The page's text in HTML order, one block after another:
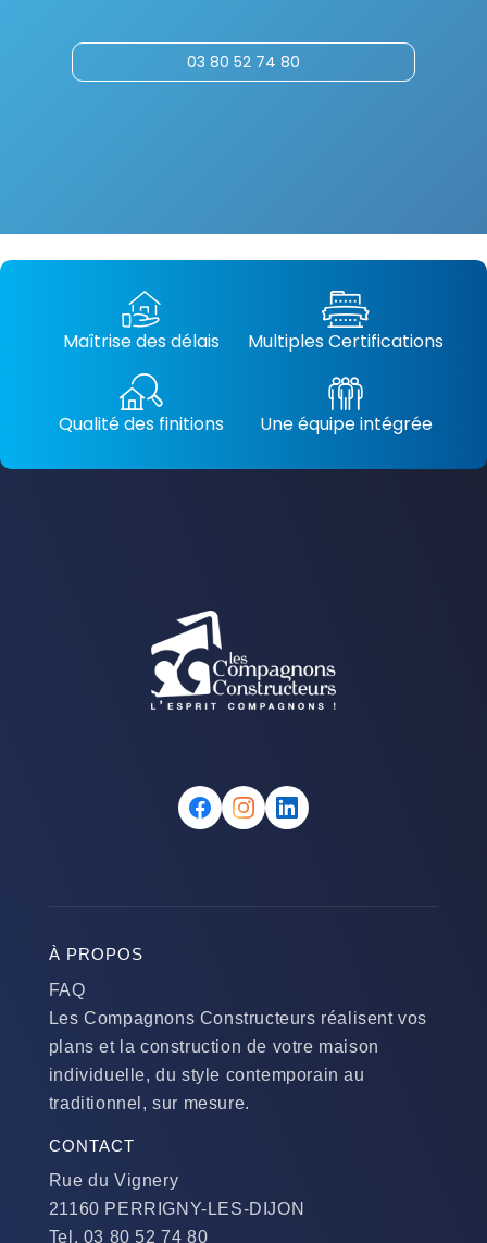
03 80 52 74 80
Maîtrise des délais Multiples Certifications
Qualité des finitions Une équipe intégrée
À PROPOS
FAQ
Les Compagnons Constructeurs réalisent vos
plans et la construction de votre maison
individuelle, du style contemporain au
traditionnel, sur mesure.
CONTACT
Rue du Vignery
21160 PERRIGNY-LES-DIJON
Tel. 03 80 52 74 80